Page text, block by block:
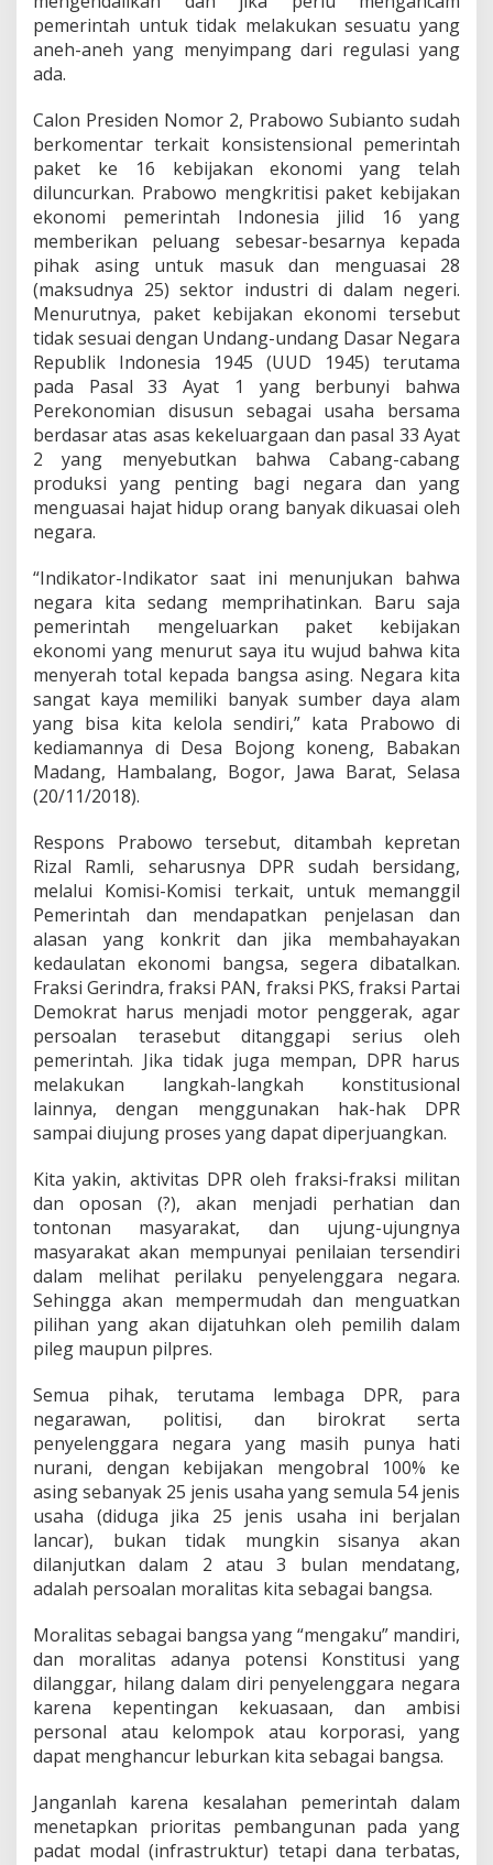
pemerintah untuk tidak melakukan sesuatu yang
aneh-aneh yang menyimpang dari regulasi yang
ada.
Calon Presiden Nomor 2, Prabowo Subianto sudah
berkomentar terkait konsistensional pemerintah
paket ke 16 kebijakan ekonomi yang telah
diluncurkan. Prabowo mengkritisi paket kebijakan
ekonomi pemerintah Indonesia jilid 16 yang
memberikan peluang sebesar-besarnya kepada
pihak asing untuk masuk dan menguasai 28
(maksudnya 25) sektor industri di dalam negeri.
Menurutnya, paket kebijakan ekonomi tersebut
tidak sesuai dengan Undang-undang Dasar Negara
Republik Indonesia 1945 (UUD 1945) terutama
pada Pasal 33 Ayat 1 yang berbunyi bahwa
Perekonomian disusun sebagai usaha bersama
berdasar atas asas kekeluargaan dan pasal 33 Ayat
2 yang menyebutkan bahwa Cabang-cabang
produksi yang penting bagi negara dan yang
menguasai hajat hidup orang banyak dikuasai oleh
negara.
“Indikator-Indikator saat ini menunjukan bahwa
negara kita sedang memprihatinkan. Baru saja
pemerintah mengeluarkan paket kebijakan
ekonomi yang menurut saya itu wujud bahwa kita
menyerah total kepada bangsa asing. Negara kita
sangat kaya memiliki banyak sumber daya alam
yang bisa kita kelola sendiri,” kata Prabowo di
kediamannya di Desa Bojong koneng, Babakan
Madang, Hambalang, Bogor, Jawa Barat, Selasa
(20/11/2018).
Respons Prabowo tersebut, ditambah kepretan
Rizal Ramli, seharusnya DPR sudah bersidang,
melalui Komisi-Komisi terkait, untuk memanggil
Pemerintah dan mendapatkan penjelasan dan
alasan yang konkrit dan jika membahayakan
kedaulatan ekonomi bangsa, segera dibatalkan.
Fraksi Gerindra, fraksi PAN, fraksi PKS, fraksi Partai
Demokrat harus menjadi motor penggerak, agar
persoalan terasebut ditanggapi serius oleh
pemerintah. Jika tidak juga mempan, DPR harus
melakukan langkah-langkah konstitusional
lainnya, dengan menggunakan hak-hak DPR
sampai diujung proses yang dapat diperjuangkan.
Kita yakin, aktivitas DPR oleh fraksi-fraksi militan
dan oposan (?), akan menjadi perhatian dan
tontonan masyarakat, dan ujung-ujungnya
masyarakat akan mempunyai penilaian tersendiri
dalam melihat perilaku penyelenggara negara.
Sehingga akan mempermudah dan menguatkan
pilihan yang akan dijatuhkan oleh pemilih dalam
pileg maupun pilpres.
Semua pihak, terutama lembaga DPR, para
negarawan, politisi, dan birokrat serta
penyelenggara negara yang masih punya hati
nurani, dengan kebijakan mengobral 100% ke
asing sebanyak 25 jenis usaha yang semula 54 jenis
usaha (diduga jika 25 jenis usaha ini berjalan
lancar), bukan tidak mungkin sisanya akan
dilanjutkan dalam 2 atau 3 bulan mendatang,
adalah persoalan moralitas kita sebagai bangsa.
Moralitas sebagai bangsa yang “mengaku” mandiri,
dan moralitas adanya potensi Konstitusi yang
dilanggar, hilang dalam diri penyelenggara negara
karena kepentingan kekuasaan, dan ambisi
personal atau kelompok atau korporasi, yang
dapat menghancur leburkan kita sebagai bangsa.
Janganlah karena kesalahan pemerintah dalam
menetapkan prioritas pembangunan pada yang
padat modal (infrastruktur) tetapi dana terbatas,